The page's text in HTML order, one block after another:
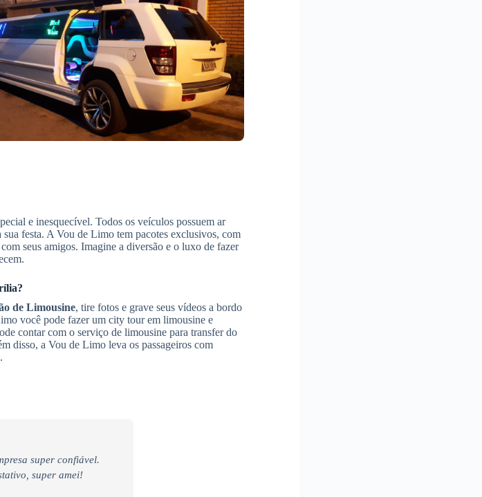
e inesquecível. Todos os veículos possuem ar
festa. A Vou de Limo tem pacotes exclusivos, com
seus amigos. Imagine a diversão e o luxo de fazer
?
de Limousine, tire fotos e grave seus vídeos a bordo
você pode fazer um city tour em limousine e
contar com o serviço de limousine para transfer do
disso, a Vou de Limo leva os passageiros com
super confiável.
super amei!